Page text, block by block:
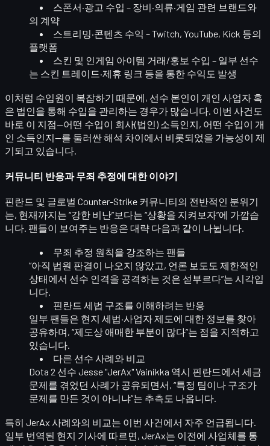
스폰서·광고 수입 – 장비·의류·게임 관련 브랜드와
의 계약
스트리밍·콘텐츠 수익 – Twitch, YouTube, Kick 등의
플랫폼
스킨 및 인게임 아이템 거래/홍보 수입 – 일부 선수
는 스킨 트레이드·제휴 링크 등을 통한 수익도 발생
이처럼 수입원이 복잡하기 때문에, 선수 본인이 개인 사업자 혹
은 법인을 통해 수입을 관리하는 경우가 많습니다. 이번 사건도
바로 이 지점—어떤 수입이 회사(법인) 소득인지, 어떤 수입이 개
인 소득인지—를 둘러싼 해석 차이에서 비롯되었을 가능성이 제
기되고 있습니다.
커뮤니티 반응과 무죄 추정에 대한 이야기
핀란드 및 글로벌 Counter-Strike 커뮤니티의 전반적인 분위기
는, 현재까지는 “강한 비난”보다는 “상황을 지켜보자”에 가깝습
니다. 팬들이 보여주는 반응은 대략 다음과 같이 나뉩니다.
무죄 추정 원칙을 강조하는 팬들
“아직 법원 판결이 나오지 않았고, 언론 보도도 제한적인
상태에서 선수 인격을 공격하는 것은 섣부르다”는 시각입
니다.
핀란드 세법 구조를 이해하려는 반응
일부 팬들은 현지 세법·사업자 제도에 대한 정보를 찾아
공유하며, “제도상 애매한 부분이 많다”는 점을 지적하고
있습니다.
다른 선수 사례와 비교
Dota 2 선수 Jesse "JerAx" Vainikka 역시 핀란드에서 세금
문제를 겪었던 사례가 공유되면서, “특정 팀이나 구조가
문제를 만든 것이 아니냐”는 추측도 나옵니다.
특히 JerAx 사례와의 비교는 이번 사건에서 자주 언급됩니다.
일부 번역된 현지 기사에 따르면, JerAx는 이전에 사업체를 통